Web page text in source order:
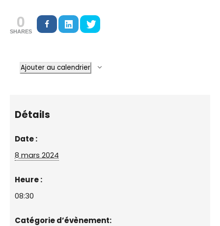
0
SHARES
Ajouter au calendrier
Détails
Date :
8 mars 2024
Heure :
08:30
Catégorie d’évènement: